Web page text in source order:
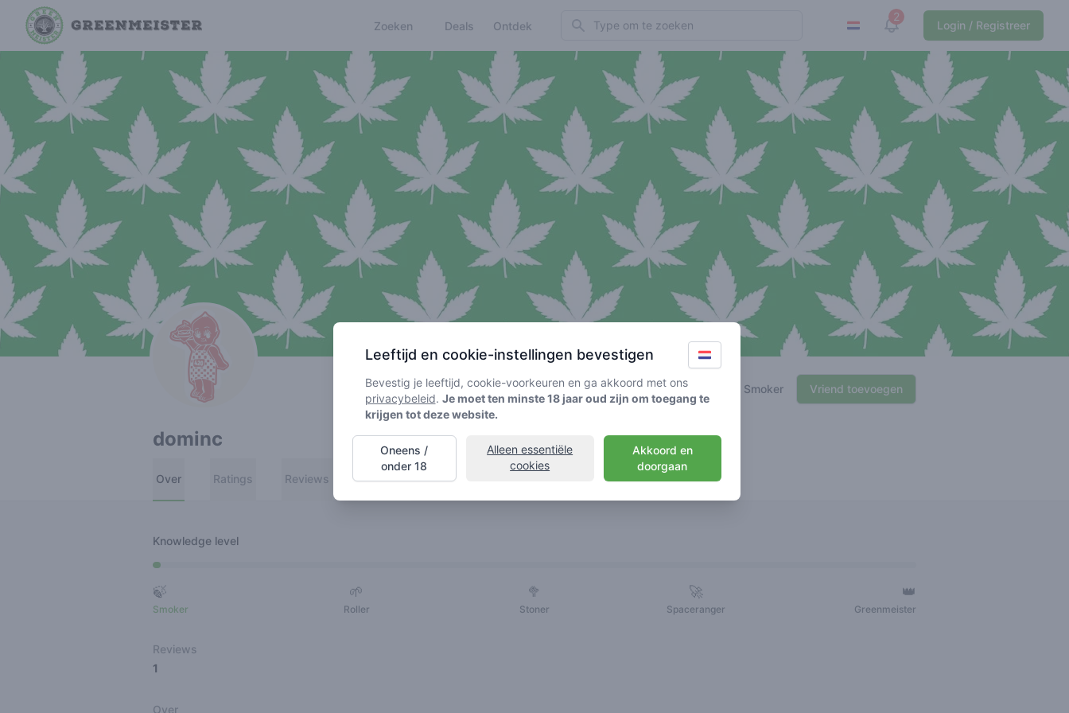
Zoeken Deals Ontdek Search 2
View notifications
Login / Registreer
🍃 Smoker Vriend toevoegen
dominc
Over Ratings Reviews Vrienden
Knowledge level
🍃
Smoker
🌱
Roller
🥦
Stoner
🚀
Spaceranger
👑
Greenmeister
Reviews
1
Over
Leeftijd en cookie-instellingen bevestigen
Bevestig je leeftijd, cookie-voorkeuren en ga akkoord met ons
privacybeleid. Je moet ten minste 18 jaar oud zijn om toegang te
krijgen tot deze website.
Akkoord en
doorgaan
Alleen essentiële
cookies
Oneens /
onder 18